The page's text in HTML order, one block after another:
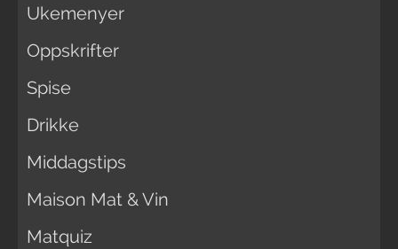
Ukemenyer
Oppskrifter
Spise
Drikke
Middagstips
Maison Mat & Vin
Matquiz